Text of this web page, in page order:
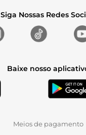
Siga Nossas Redes
Baixe nosso
Meios de pagamento